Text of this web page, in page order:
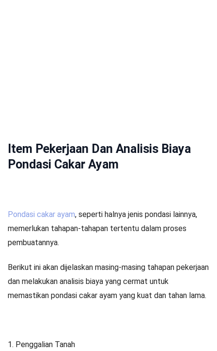
Item Pekerjaan Dan Analisis Biaya
Pondasi Cakar Ayam
Pondasi cakar ayam, seperti halnya jenis pondasi lainnya,
memerlukan tahapan-tahapan tertentu dalam proses
pembuatannya.
Berikut ini akan dijelaskan masing-masing tahapan pekerjaan
dan melakukan analisis biaya yang cermat untuk
memastikan pondasi cakar ayam yang kuat dan tahan lama.
1. Penggalian Tanah